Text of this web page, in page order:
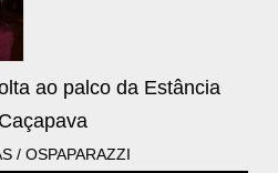
ao palco da Estância
/ OSPAPARAZZI